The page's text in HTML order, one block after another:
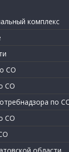
комплекс
СО
СО
по
СО